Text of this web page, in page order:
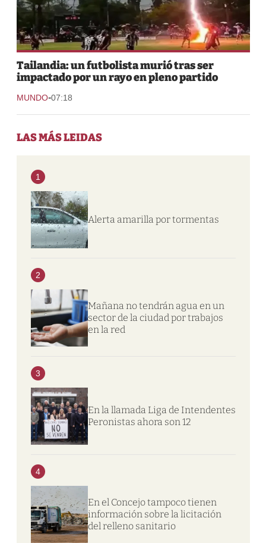
Tailandia: un futbolista murió tras ser
impactado por un rayo en pleno partido
MUNDO-07:18
LAS MÁS LEIDAS
1
Alerta amarilla por tormentas
2
Mañana no tendrán agua en un
sector de la ciudad por trabajos
en la red
3
En la llamada Liga de Intendentes
Peronistas ahora son 12
4
En el Concejo tampoco tienen
información sobre la licitación
del relleno sanitario